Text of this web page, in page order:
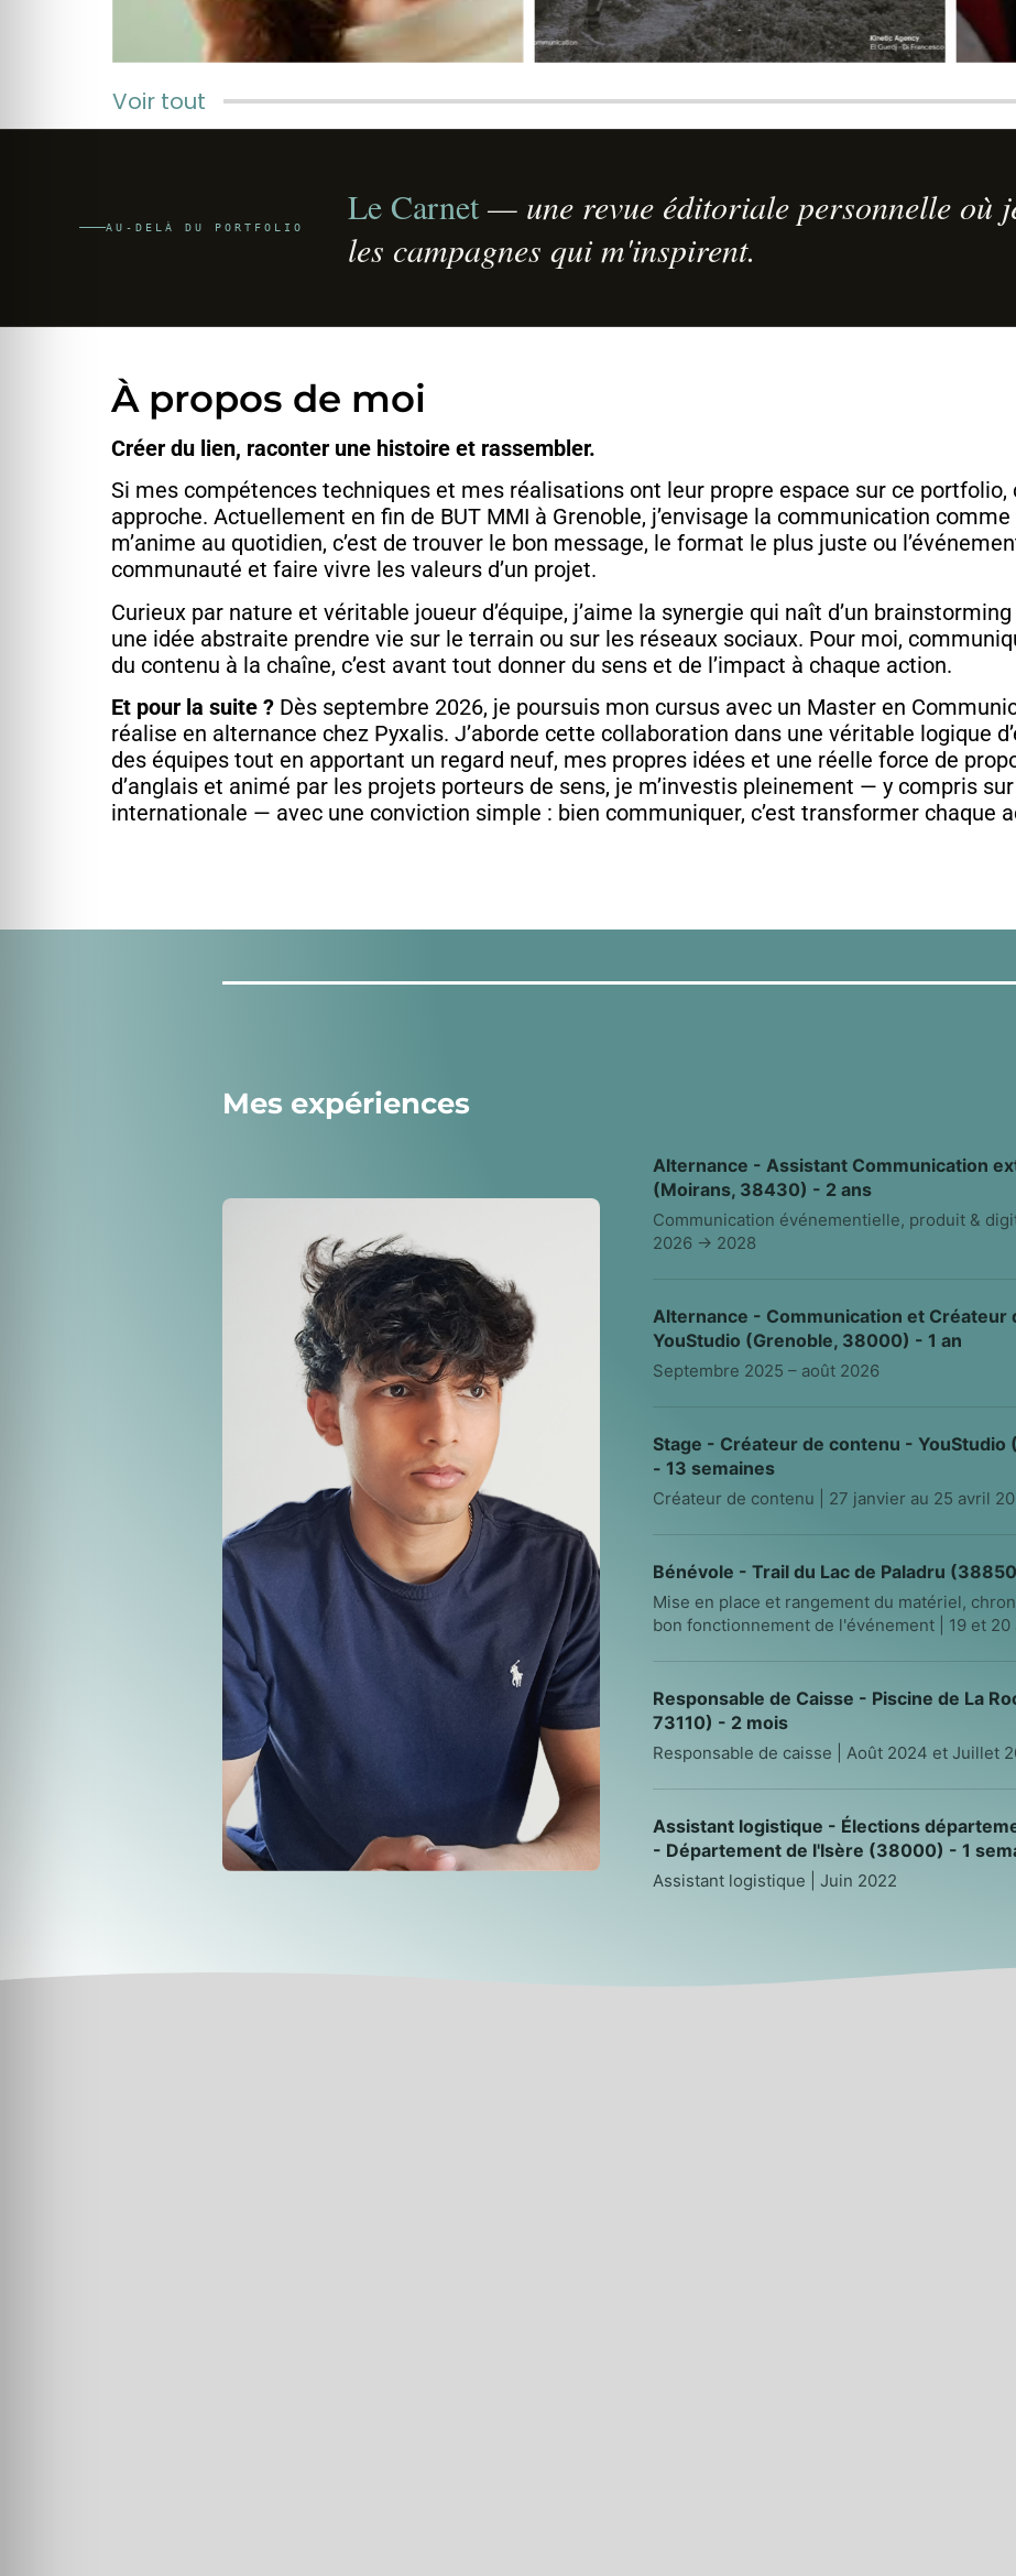
Voir tout
AU-DELÀ DU PORTFOLIO Le Carnet — une revue éditoriale personnelle où
les campagnes qui m'inspirent.
À propos de moi
Créer du lien, raconter une histoire et rassembler.
Si mes compétences techniques et mes réalisations ont leur propre espace sur ce portfolio,
approche. Actuellement en fin de BUT MMI à Grenoble, j’envisage la communication
m’anime au quotidien, c’est de trouver le bon message, le format le plus juste ou
communauté et faire vivre les valeurs d’un projet.
Curieux par nature et véritable joueur d’équipe, j’aime la synergie qui naît d’un
une idée abstraite prendre vie sur le terrain ou sur les réseaux sociaux. Pour moi,
du contenu à la chaîne, c’est avant tout donner du sens et de l’impact à chaque action.
Et pour la suite ?Dès septembre 2026, je poursuis mon cursus avec un Master en
réalise en alternance chez Pyxalis. J’aborde cette collaboration dans une véritable logique
des équipes tout en apportant un regard neuf, mes propres idées et une réelle force de
d’anglais et animé par les projets porteurs de sens, je m’investis pleinement — y compris
internationale — avec une conviction simple : bien communiquer, c’est transformer chaque
Mes expériences
Alternance - Assistant Communication
(Moirans, 38430) - 2 ans
Communication événementielle, produit &
2026 → 2028
Alternance - Communication et Créateur
YouStudio (Grenoble, 38000) - 1 an
Septembre 2025 – août 2026
Stage - Créateur de contenu -
- 13 semaines
Créateur de contenu | 27 janvier au 25 avril
Bénévole - Trail du Lac de Paladru
Mise en place et rangement du matériel,
bon fonctionnement de l'événement | 19 et 20
Responsable de Caisse - Piscine de La
73110) - 2 mois
Responsable de caisse | Août 2024 et Juillet
Assistant logistique - Élections
- Département de l'Isère (38000) - 1
Assistant logistique | Juin 2022